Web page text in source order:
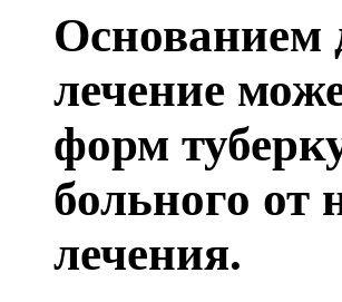
и повышает
Желчь
применяется
кишечника,
различных
облысении,
радикулите,
Купить настойку медвежьей желчи
Основанием
лечение
форм
больного от
лечения.